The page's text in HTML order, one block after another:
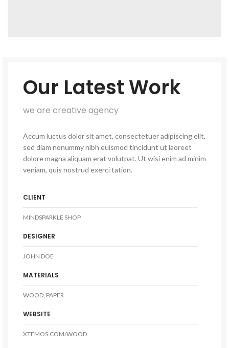
Our Latest Work
we are creative agency
Accum luctus dolor sit amet, consectetuer adipiscing elit,
sed diam nonummy nibh euismod tincidunt ut laoreet
dolore magna aliquam erat volutpat. Ut wisi enim ad minim
veniam, quis nostrud exerci tation.
CLIENT
MINDSPARKLE SHOP
DESIGNER
JOHN DOE
MATERIALS
WOOD, PAPER
WEBSITE
XTEMOS.COM/WOOD